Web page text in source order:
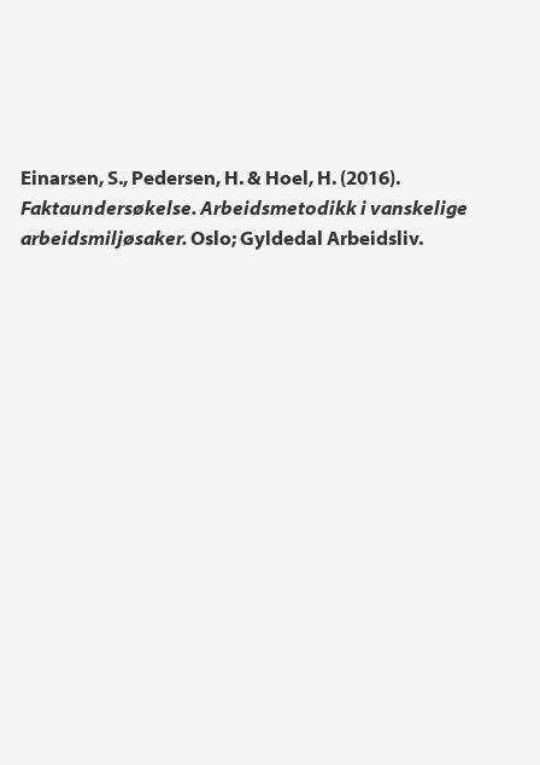
Einarsen, S., Pedersen, H. & Hoel, H. (2016).
Faktaundersøkelse. Arbeidsmetodikk i vanskelige
arbeidsmiljøsaker.Oslo; Gyldedal Arbeidsliv.